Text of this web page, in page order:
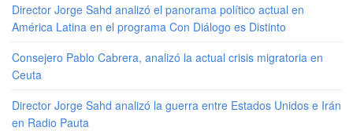
Director Jorge Sahd analizó el panorama político actual en
América Latina en el programa Con Diálogo es Distinto
Consejero Pablo Cabrera, analizó la actual crisis migratoria en
Ceuta
Director Jorge Sahd analizó la guerra entre Estados Unidos e Irán
en Radio Pauta